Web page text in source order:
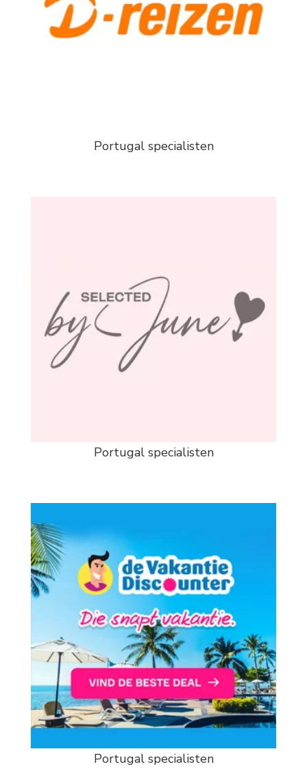
Portugal specialisten
Portugal specialisten
Portugal specialisten